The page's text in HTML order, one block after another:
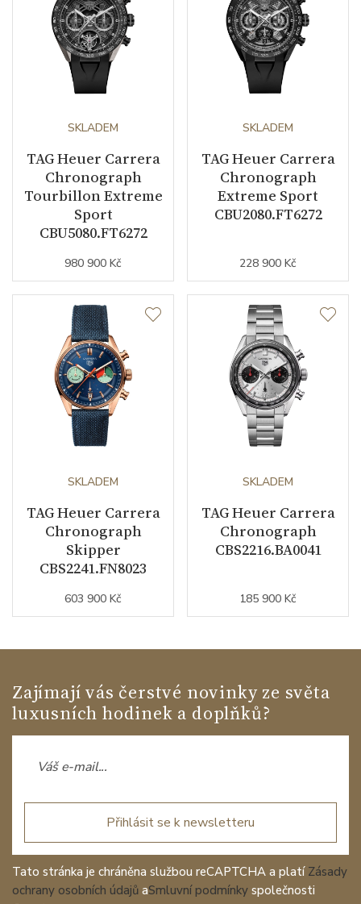
Modelová řada
SKLADEM
TAG Heuer Carrera
Chronograph
Tourbillon Extreme
Sport
CBU5080.FT6272
980 900 Kč
SKLADEM
TAG Heuer Carrera
Chronograph
Extreme Sport
CBU2080.FT6272
228 900 Kč
SKLADEM
TAG Heuer Carrera
Chronograph
Skipper
CBS2241.FN8023
603 900 Kč
SKLADEM
TAG Heuer Carrera
Chronograph
CBS2216.BA0041
185 900 Kč
Zajímají vás čerstvé novinky ze světa
luxusních hodinek a doplňků?
Přihlásit se k newsletteru
Tato stránka je chráněna službou reCAPTCHA a platí Zásady
ochrany osobních údajů aSmluvní podmínky společnosti